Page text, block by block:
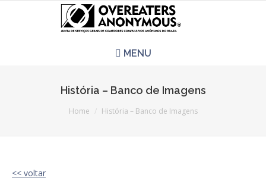
MENU
CCA É PRA VOCÊ?
História – Banco de Imagens
Home História – Banco de Imagens
<< voltar